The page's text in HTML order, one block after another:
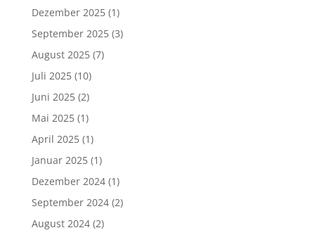
Dezember 2025(1)
September 2025(3)
August 2025(7)
Juli 2025(10)
Juni 2025(2)
Mai 2025(1)
April 2025(1)
Januar 2025(1)
Dezember 2024(1)
September 2024(2)
August 2024(2)